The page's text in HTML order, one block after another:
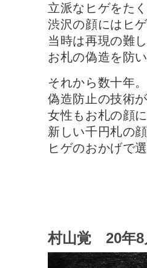
立派なヒゲをた
渋沢の顔にはヒ
当時は再現の難
お札の偽造を防
それから数十年
偽造防止の技術
女性もお札の顔
新しい千円札の
ヒゲのおかげで
村山覚 20年8